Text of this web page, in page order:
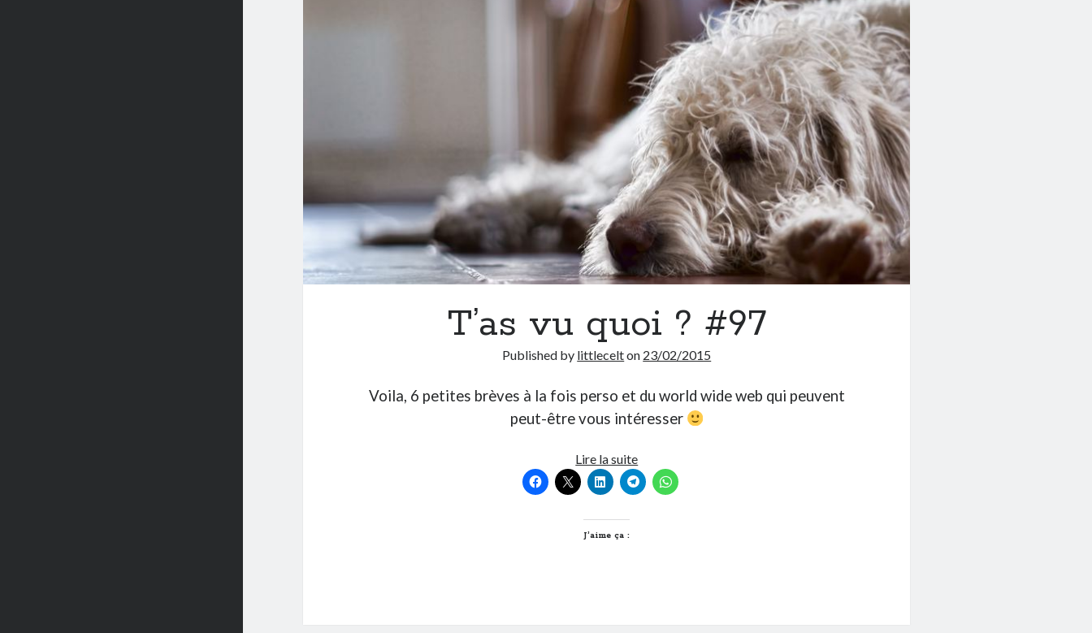
T’as vu quoi ? #97
Published by littlecelton 23/02/2015
Voila, 6 petites brèves à la fois perso et du world wide web qui peuvent
peut-être vous intéresser
Lire la suiteT’as
vu
quoi
J’aime ça :